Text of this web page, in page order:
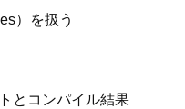
）を扱う
とコンパイル結果